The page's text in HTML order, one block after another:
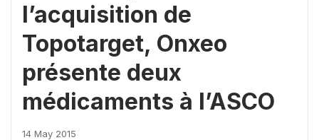
l’acquisition de
Topotarget, Onxeo
présente deux
médicaments à l’ASCO
14 May 2015